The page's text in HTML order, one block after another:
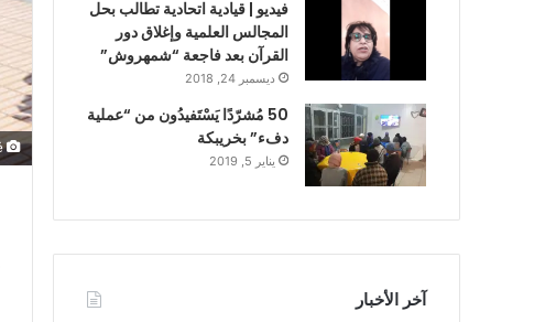
Reportage sur l'opération de remise de l'aide financière aux bénéficiaires ramedistes. 07042020-Salé.
فيديو | قيادية اتحادية تطالب بحل
المجالس العلمية وإغلاق دور
القرآن بعد فاجعة “شمهروش”
ديسمبر 24, 2018
50 مُشرّدًا يَسْتَفيدُون من “عملية
دفء” بخريبكة
يناير 5, 2019
آخر الأخبار